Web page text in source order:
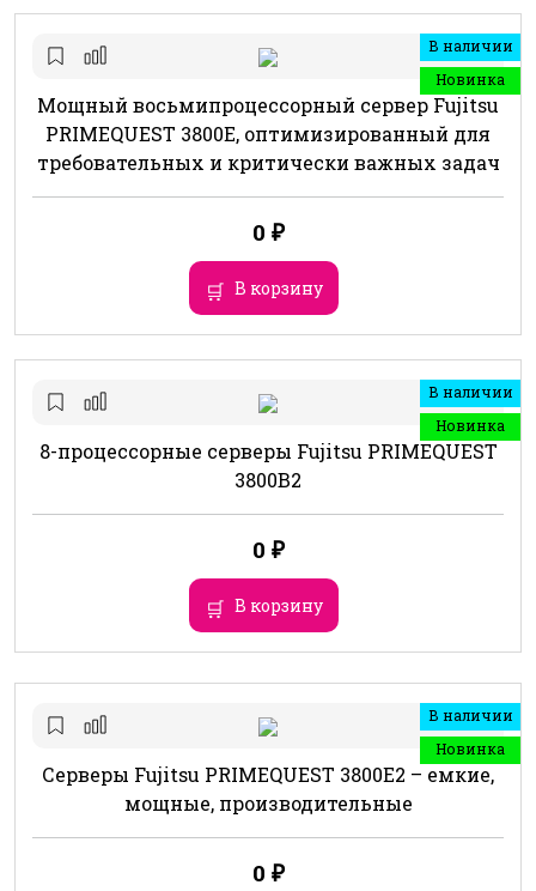
В наличии
Новинка
Мощный восьмипроцессорный сервер Fujitsu
PRIMEQUEST 3800E, оптимизированный для
требовательных и критически важных задач
0 ₽
В корзину
В наличии
Новинка
8-процессорные серверы Fujitsu PRIMEQUEST
3800B2
0 ₽
В корзину
В наличии
Новинка
Серверы Fujitsu PRIMEQUEST 3800E2 – емкие,
мощные, производительные
0 ₽